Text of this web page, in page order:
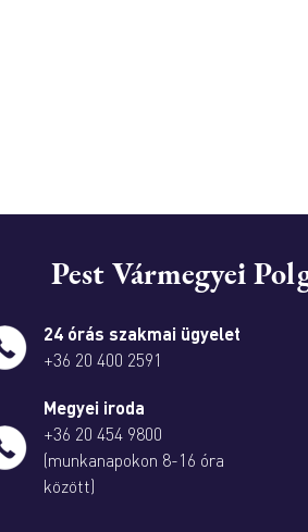
Pest Vármegyei
24 órás szakmai ügyelet
+36 20 400 2591
Megyei iroda
+36 20 454 9800
(munkanapokon 8-16 óra
között)